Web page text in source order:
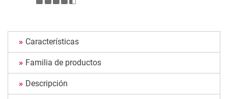
Características
Familia de productos
Descripción